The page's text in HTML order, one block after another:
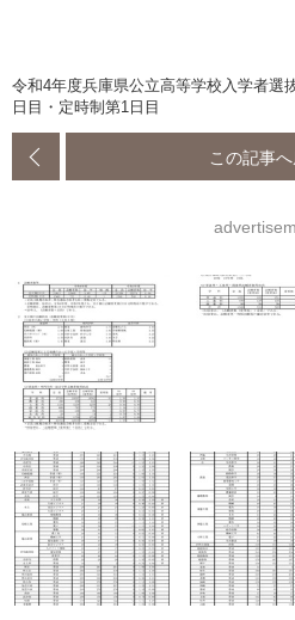
令和4年度兵庫県公立高等学校入学者
日目・定時制第1日目
この記事へ